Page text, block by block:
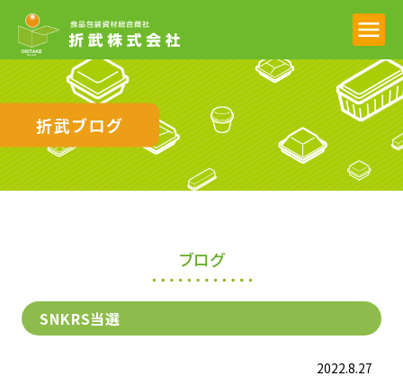
折武ブログ
ブログ
SNKRS当選
2022.8.27